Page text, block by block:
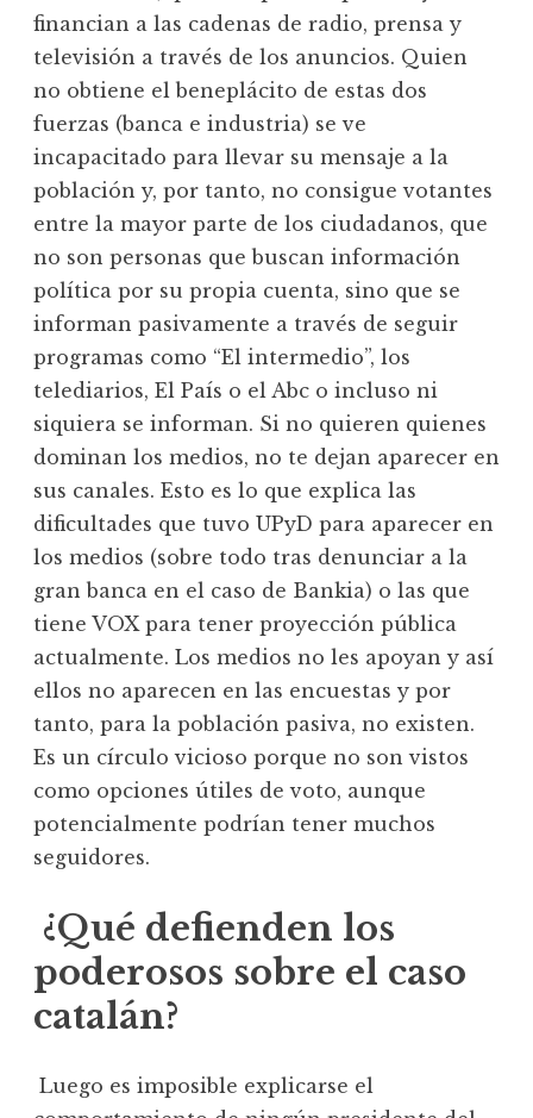
financian a las cadenas de radio, prensa y
televisión a través de los anuncios. Quien
no obtiene el beneplácito de estas dos
fuerzas (banca e industria) se ve
incapacitado para llevar su mensaje a la
población y, por tanto, no consigue votantes
entre la mayor parte de los ciudadanos, que
no son personas que buscan información
política por su propia cuenta, sino que se
informan pasivamente a través de seguir
programas como “El intermedio”, los
telediarios, El País o el Abc o incluso ni
siquiera se informan. Si no quieren quienes
dominan los medios, no te dejan aparecer en
sus canales. Esto es lo que explica las
dificultades que tuvo UPyD para aparecer en
los medios (sobre todo tras denunciar a la
gran banca en el caso de Bankia) o las que
tiene VOX para tener proyección pública
actualmente. Los medios no les apoyan y así
ellos no aparecen en las encuestas y por
tanto, para la población pasiva, no existen.
Es un círculo vicioso porque no son vistos
como opciones útiles de voto, aunque
potencialmente podrían tener muchos
seguidores.
¿Qué defienden los
poderosos sobre el caso
catalán?
Luego es imposible explicarse el